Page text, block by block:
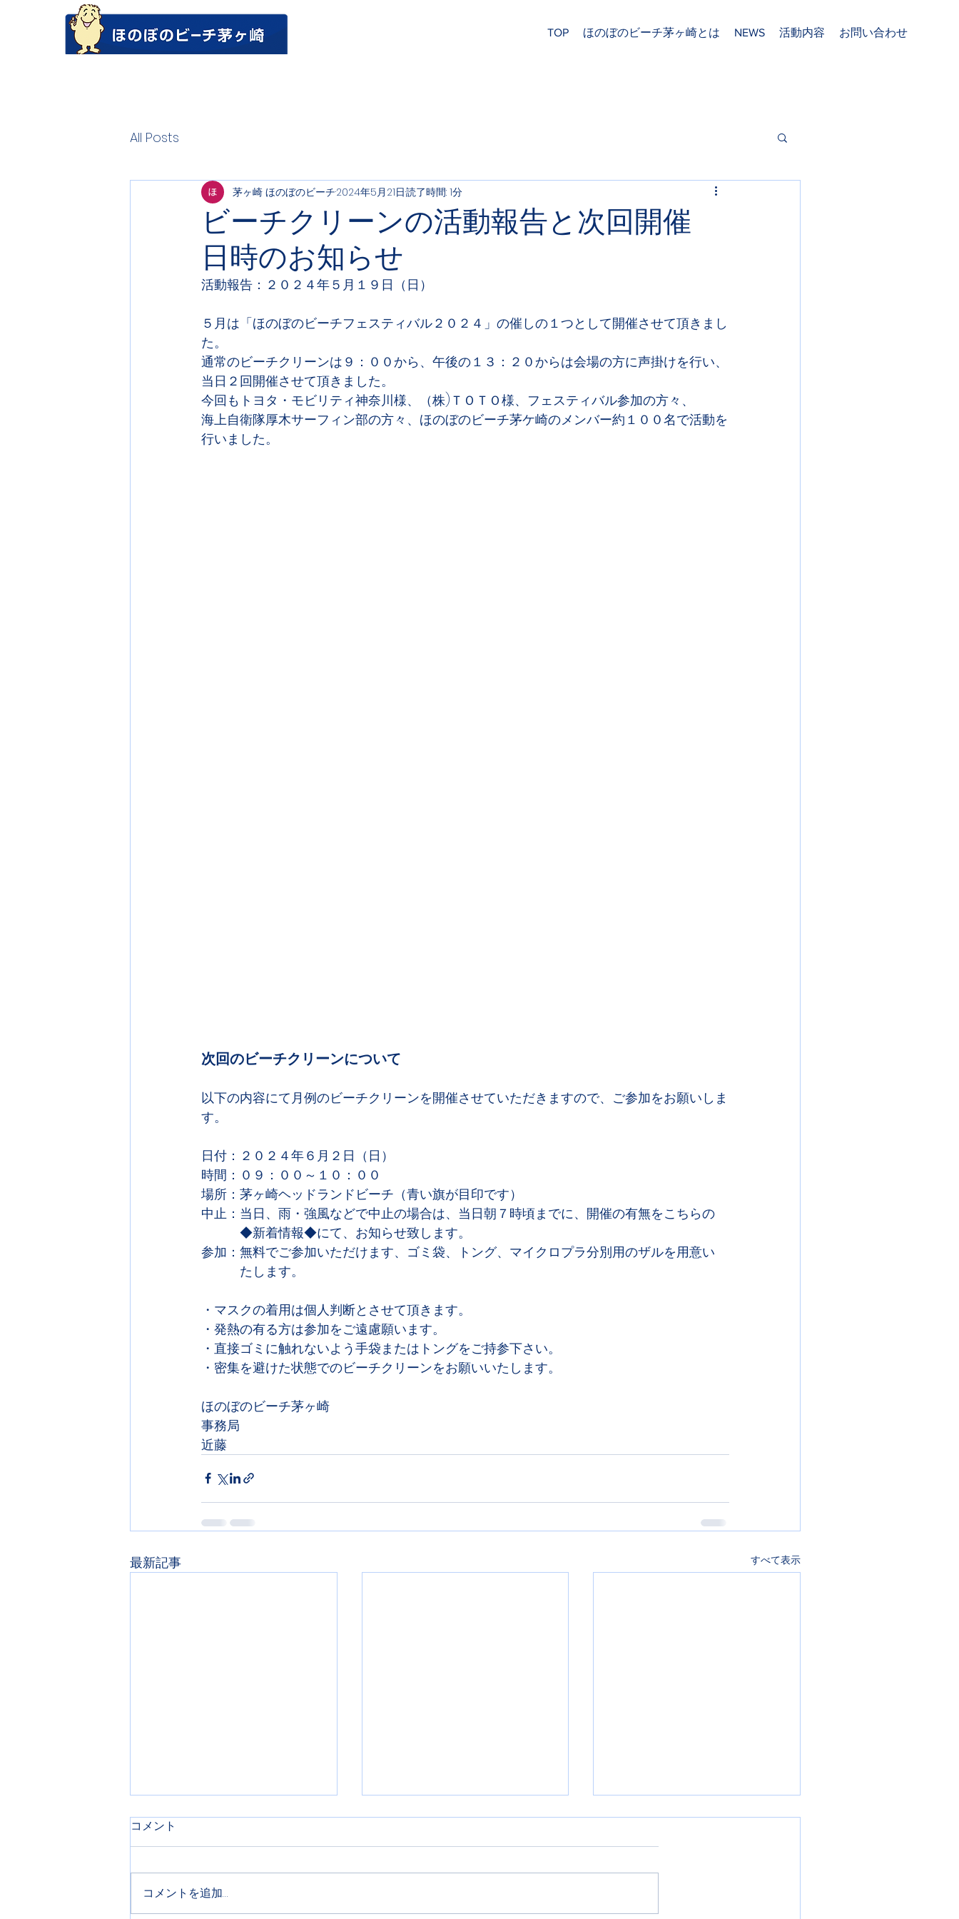
TOP ほのぼのビーチ茅ヶ崎とは NEWS 活動内容 お問い合わせ
All Posts
ビーチクリーンの活動報告と次回開催
日時のお知らせ
茅ヶ崎 ほのぼのビーチ2024年5月21日読了時間: 1分
活動報告：２０２４年５月１９日（日）
５月は「ほのぼのビーチフェスティバル２０２４」の催しの１つとして開催させて頂きまし
た。
通常のビーチクリーンは９：００から、午後の１３：２０からは会場の方に声掛けを行い、
当日２回開催させて頂きました。
今回もトヨタ・モビリティ神奈川様、（株)ＴＯＴＯ様、フェスティバル参加の方々、
海上自衛隊厚木サーフィン部の方々、ほのぼのビーチ茅ケ崎のメンバー約１００名で活動を
行いました。
次回のビーチクリーンについて
以下の内容にて月例のビーチクリーンを開催させていただきますので、ご参加をお願いしま
す。
日付：２０２４年６月２日（日）
時間：０９：００～１０：００
場所：茅ヶ崎ヘッドランドビーチ（青い旗が目印です）
中止：当日、雨・強風などで中止の場合は、当日朝７時頃までに、開催の有無をこちらの
◆新着情報◆にて、お知らせ致します。
参加：無料でご参加いただけます、ゴミ袋、トング、マイクロプラ分別用のザルを用意い
たします。
・マスクの着用は個人判断とさせて頂きます。
・発熱の有る方は参加をご遠慮願います。
・直接ゴミに触れないよう手袋またはトングをご持参下さい。
・密集を避けた状態でのビーチクリーンをお願いいたします。
ほのぼのビーチ茅ヶ崎
事務局
近藤
最新記事 すべて表示
コメント
コメントを追加…